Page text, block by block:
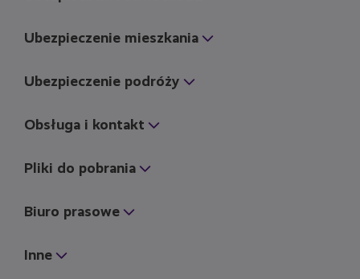
Ubezpieczenie mieszkania
Ubezpieczenie podróży
Obsługa i kontakt
Pliki do pobrania
Biuro prasowe
Inne